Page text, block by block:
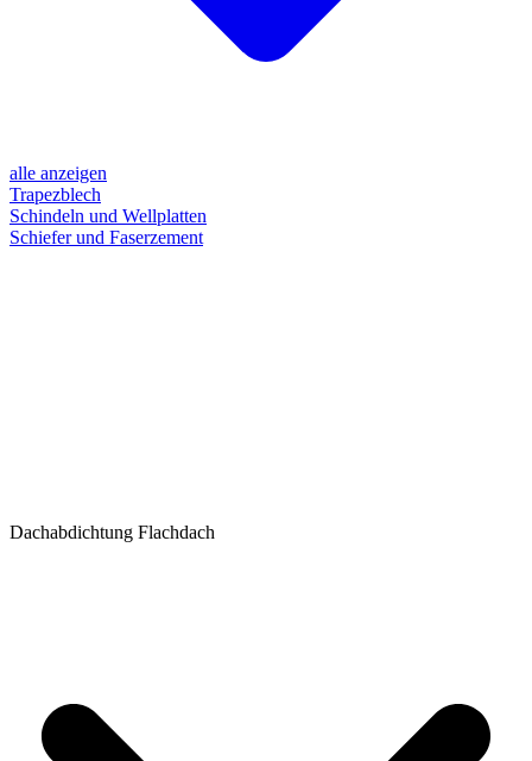
alle anzeigen
Trapezblech
Schindeln und Wellplatten
Schiefer und Faserzement
Dachabdichtung Flachdach